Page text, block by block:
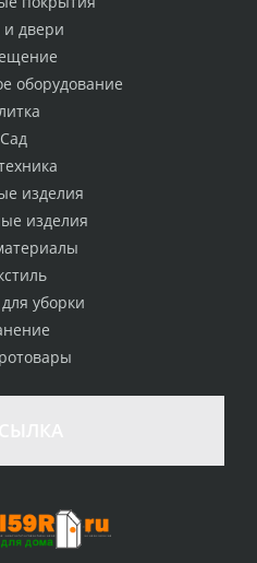
двери
оборудование
Сад
изделия
изделия
уборки